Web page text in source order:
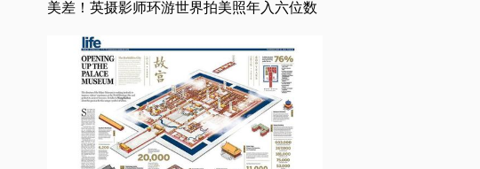
美差！英摄影师环游世界拍美照年入六位数